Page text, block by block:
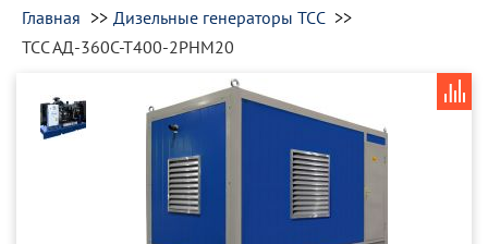
Главная
Дизельные генераторы ТСС
ТСС АД-360С-Т400-2РНМ20